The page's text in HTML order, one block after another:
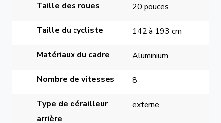
Taille des roues
20 pouces
Taille du cycliste 142 à 193 cm
Matériaux du cadre Aluminium
Nombre de vitesses 8
Type de dérailleur
arrière
externe